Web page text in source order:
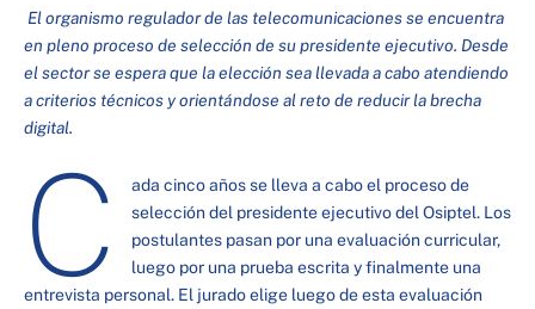
El organismo regulador de las telecomunicaciones se encuentra
en pleno proceso de selección de su presidente ejecutivo. Desde
el sector se espera que la elección sea llevada a cabo atendiendo
a criterios técnicos y orientándose al reto de reducir la brecha
digital.
C
ada cinco años se lleva a cabo el proceso de
selección del presidente ejecutivo del Osiptel. Los
postulantes pasan por una evaluación curricular,
luego por una prueba escrita y finalmente una
entrevista personal. El jurado elige luego de esta evaluación